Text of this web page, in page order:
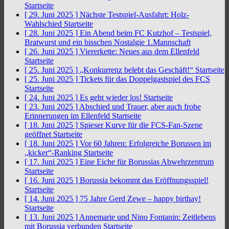
Startseite
[ 29. Juni 2025 ] Nächste Testspiel-Ausfahrt: Holz-
Wahlschied Startseite
[ 28. Juni 2025 ] Ein Abend beim FC Kutzhof – Testspiel,
Bratwurst und ein bisschen Nostalgie 1.Mannschaft
[ 26. Juni 2025 ] Viererkette: Neues aus dem Ellenfeld
Startseite
[ 25. Juni 2025 ] „Konkurrenz belebt das Geschäft!“ Startseite
[ 25. Juni 2025 ] Tickets für das Doppelgastspiel des FCS
Startseite
[ 24. Juni 2025 ] Es geht wieder los! Startseite
[ 23. Juni 2025 ] Abschied und Trauer, aber auch frohe
Erinnerungen im Ellenfeld Startseite
[ 18. Juni 2025 ] Spieser Kurve für die FCS-Fan-Szene
geöffnet Startseite
[ 18. Juni 2025 ] Vor 60 Jahren: Erfolgreiche Borussen im
„kicker“-Ranking Startseite
[ 17. Juni 2025 ] Eine Eiche für Borussias Abwehrzentrum
Startseite
[ 16. Juni 2025 ] Borussia bekommt das Eröffnungsspiel!
Startseite
[ 14. Juni 2025 ] 75 Jahre Gerd Zewe – happy birthay!
Startseite
[ 13. Juni 2025 ] Annemarie und Nino Fontanin: Zeitlebens
mit Borussia verbunden Startseite